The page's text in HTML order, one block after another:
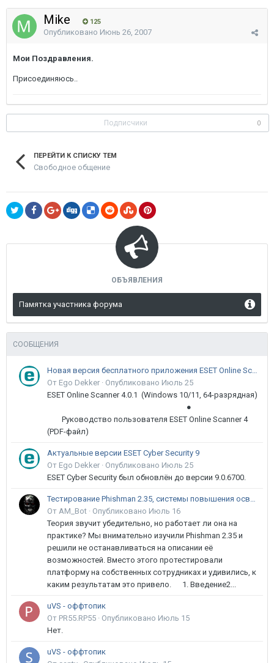
Mike 125
Опубликовано Июнь 26, 2007
Мои Поздравления.
Присоединяюсь..
Подписчики 0
ПЕРЕЙТИ К СПИСКУ ТЕМ
Свободное общение
ОБЪЯВЛЕНИЯ
Памятка участника форума
СООБЩЕНИЯ
Новая версия бесплатного приложения ESET Online Scanner доступна пользователям
От Ego Dekker · Опубликовано Июль 25
ESET Online Scanner 4.0.1 (Windows 10/11, 64-разрядная)
●
Руководство пользователя ESET Online Scanner 4
(PDF-файл)
Актуальные версии ESET Cyber Security 9
От Ego Dekker · Опубликовано Июль 25
ESET Cyber Security был обновлён до версии 9.0.6700.
Тестирование Phishman 2.35, системы повышения осведомлённости пользователей в сфере ИБ
От AM_Bot · Опубликовано Июль 16
Теория звучит убедительно, но работает ли она на
практике? Мы внимательно изучили Phishman 2.35 и
решили не останавливаться на описании её
возможностей. Вместо этого протестировали
платформу на собственных сотрудниках и удивились, к
каким результатам это привело. 1. Введение2...
uVS - оффтопик
От PR55.RP55 · Опубликовано Июль 15
Нет.
uVS - оффтопик